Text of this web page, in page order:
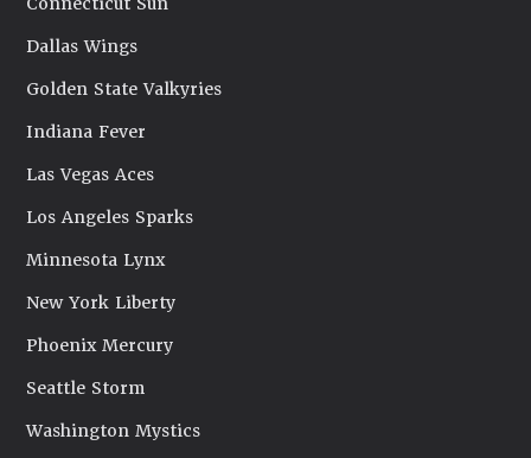
Dallas Wings
Golden State Valkyries
Indiana Fever
Las Vegas Aces
Los Angeles Sparks
Minnesota Lynx
New York Liberty
Phoenix Mercury
Seattle Storm
Washington Mystics